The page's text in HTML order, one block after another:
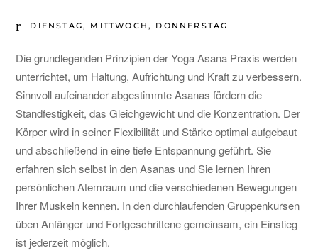
DIENSTAG, MITTWOCH, DONNERSTAG
Die grundlegenden Prinzipien der Yoga Asana Praxis werden
unterrichtet, um Haltung, Aufrichtung und Kraft zu verbessern.
Sinnvoll aufeinander abgestimmte Asanas fördern die
Standfestigkeit, das Gleichgewicht und die Konzentration. Der
Körper wird in seiner Flexibilität und Stärke optimal aufgebaut
und abschließend in eine tiefe Entspannung geführt. Sie
erfahren sich selbst in den Asanas und Sie lernen Ihren
persönlichen Atemraum und die verschiedenen Bewegungen
Ihrer Muskeln kennen. In den durchlaufenden Gruppenkursen
üben Anfänger und Fortgeschrittene gemeinsam, ein Einstieg
ist jederzeit möglich.